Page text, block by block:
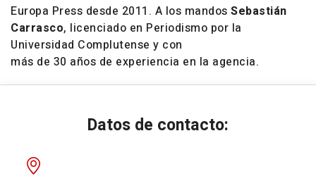
Europa Press desde 2011. A los mandos Sebastián
Carrasco, licenciado en Periodismo por la
Universidad Complutense y con
más de 30 años de experiencia en la agencia.
Datos de contacto: